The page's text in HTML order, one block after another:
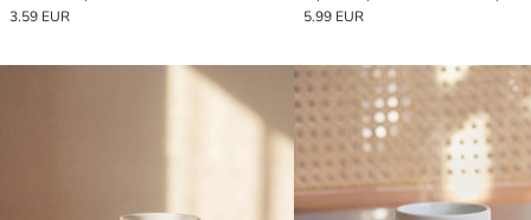
3.59 EUR
5.99 EUR